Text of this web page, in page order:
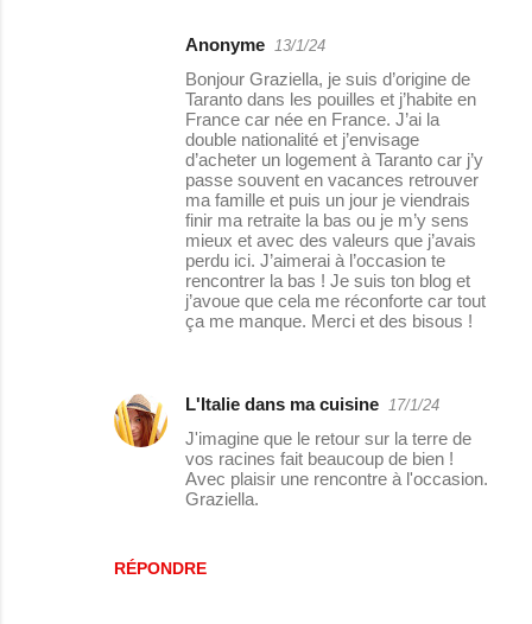
RÉPONDRE
Anonyme 13/1/24
Bonjour Graziella, je suis d’origine de
Taranto dans les pouilles et j’habite en
France car née en France. J’ai la
double nationalité et j’envisage
d’acheter un logement à Taranto car j’y
passe souvent en vacances retrouver
ma famille et puis un jour je viendrais
finir ma retraite la bas ou je m’y sens
mieux et avec des valeurs que j’avais
perdu ici. J’aimerai à l’occasion te
rencontrer la bas ! Je suis ton blog et
j’avoue que cela me réconforte car tout
ça me manque. Merci et des bisous !
L'Italie dans ma cuisine 17/1/24
J'imagine que le retour sur la terre de
vos racines fait beaucoup de bien !
Avec plaisir une rencontre à l'occasion.
Graziella.